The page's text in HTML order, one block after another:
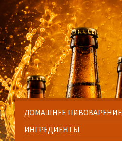
to
content
to
left
sidebar
to
right
sidebar
to
footer
ДОМАШНЕЕ ПИВОВАРЕНИЕ
ИНГРЕДИЕНТЫ